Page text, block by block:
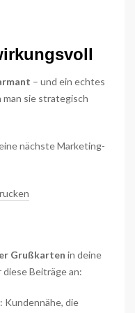
– und ein echtes
sie strategisch
nächste Marketing-
Grußkarten in deine
Beiträge an:
Kundennähe, die